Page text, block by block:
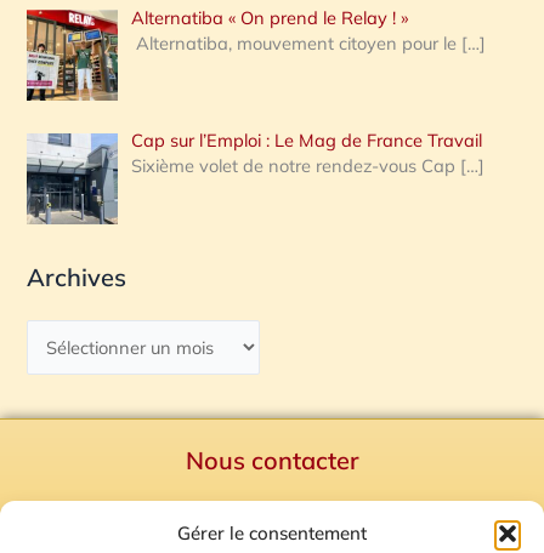
Gérer le consentement
Alternatiba « On prend le Relay ! »
Alternatiba, mouvement citoyen pour le […]
Cap sur l’Emploi : Le Mag de France Travail
Sixième volet de notre rendez-vous Cap […]
Archives
Nous contacter